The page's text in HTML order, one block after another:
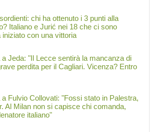
chi ha ottenuto i 3 punti alla
Italiano e Jurić nei 18 che ci sono
con una vittoria
Jeda: "Il Lecce sentirà la mancanza di
perdita per il Cagliari. Vicenza? Entro
Fulvio Collovati: "Fossi stato in Palestra,
Al Milan non si capisce chi comanda,
italiano"